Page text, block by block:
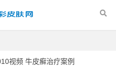
视频 牛皮癣治疗案例